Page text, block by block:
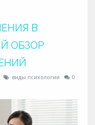
В
ОБЗОР
виды психологии
0